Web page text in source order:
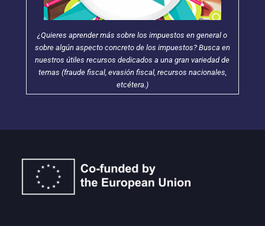
¿Quieres aprender más sobre los impuestos en general o
sobre algún aspecto concreto de los impuestos? Busca en
nuestros útiles recursos dedicados a una gran variedad de
temas (fraude fiscal, evasión fiscal, recursos nacionales,
etcétera.)